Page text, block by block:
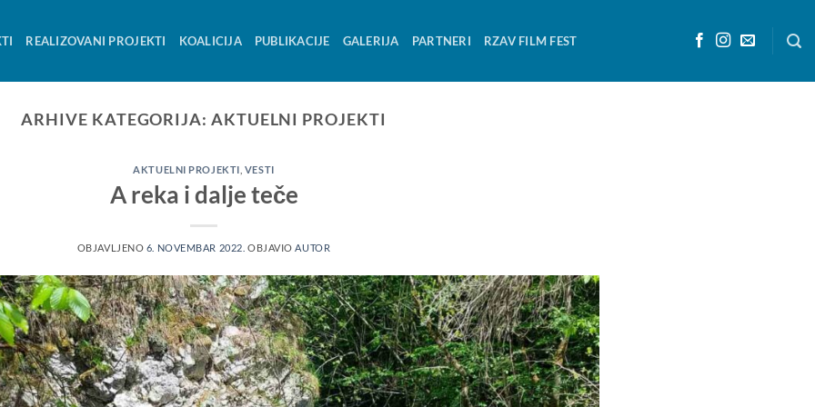
REALIZOVANI PROJEKTI KOALICIJA PUBLIKACIJE GALERIJA PARTNERI RZAV FILM FEST
ARHIVE KATEGORIJA: AKTUELNI PROJEKTI
AKTUELNI PROJEKTI VESTI
A reka i dalje teče
OBJAVLJENO 6. NOVEMBAR 2022. OBJAVIOAUTOR